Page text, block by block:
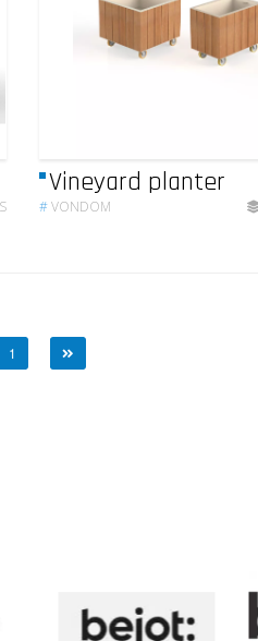
Vineyard planter
#VONDOM
1